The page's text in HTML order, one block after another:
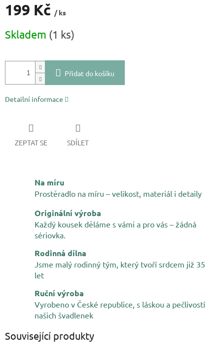
199 Kč / ks
cena:
Skladem (1 ks)
Přidat do košíku
Detailní informace
ZEPTAT SE SDÍLET
Na míru
Prostěradlo na míru – velikost, materiál i detaily
Originální výroba
Každý kousek děláme s vámi a pro vás – žádná
sériovka.
Rodinná dílna
Jsme malý rodinný tým, který tvoří srdcem již 35
let
Ruční výroba
Vyrobeno v České republice, s láskou a pečlivostí
našich švadlenek
Související produkty